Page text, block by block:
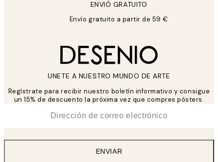
ENVIÓ GRATUITO
Envío gratuito a partir de 59 €
UNETE A NUESTRO MUNDO DE ARTE
Regístrate para recibir nuestro boletín informativo y consigue
un 15% de descuento la próxima vez que compres pósters.
ENVIAR